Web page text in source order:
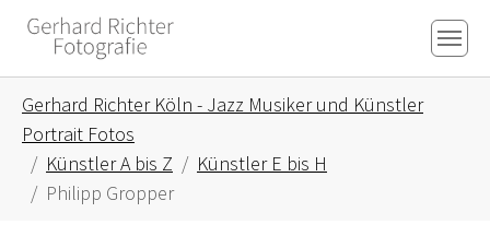
Skip to main content
Skip to page footer
Gerhard Richter Köln - Jazz Musiker und Künstler
Portrait Fotos
Künstler A bis Z
Künstler E bis H
Philipp Gropper